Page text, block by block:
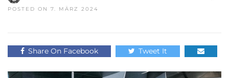
POSTED ON 7. MÄRZ 2024
Share On Facebook Tweet It